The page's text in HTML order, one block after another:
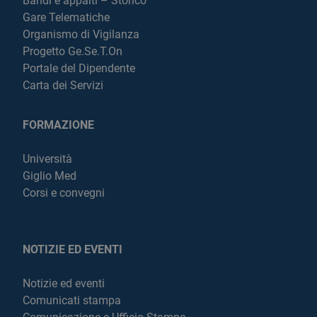
Gare Telematiche
Organismo di Vigilanza
Progetto Ge.Se.T.On
Portale del Dipendente
Carta dei Servizi
FORMAZIONE
Università
Giglio Med
Corsi e convegni
NOTIZIE ED EVENTI
Notizie ed eventi
Comunicati stampa